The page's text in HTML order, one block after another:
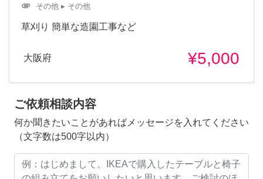
attachment その他 ▸ その他
草刈り 簡単な造園工事など
大阪府 ¥5,000
ご依頼相談内容
何か聞きたいことがあればメッセージを入れてください
（文字数は500字以内）